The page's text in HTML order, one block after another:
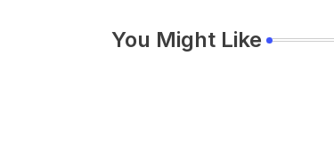
You Might Like